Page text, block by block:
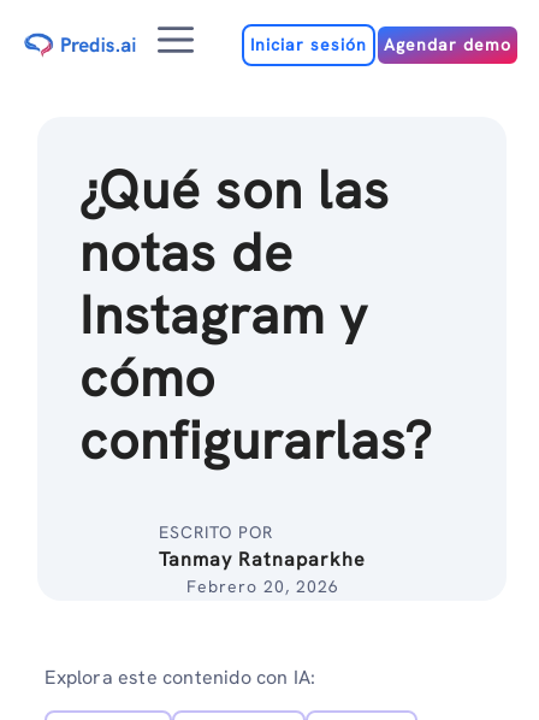
MenúIniciar sesión Agendar demo
¿Qué son las
notas de
Instagram y
cómo
configurarlas?
ESCRITO POR
Tanmay Ratnaparkhe
Febrero 20, 2026
Explora este contenido con IA: